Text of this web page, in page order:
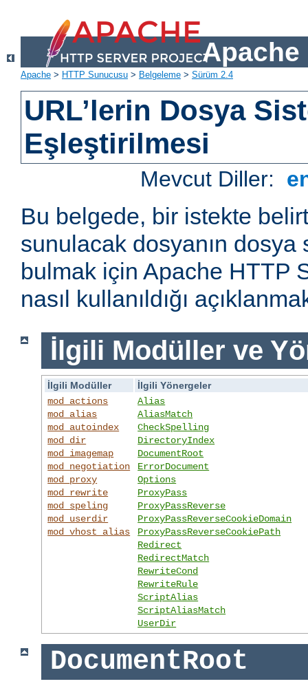
Apache
Apache > HTTP Sunucusu > Belgeleme > Sürüm 2.4
URL’lerin Dosya
Eşleştirilmesi
Mevcut Diller:
Bu belgede, bir istekte
sunulacak dosyanın
bulmak için Apache HTTP
nasıl kullanıldığı
İlgili Modüller ve
İlgili Modüller
İlgili Yönergeler
mod_actions
mod_alias
mod_autoindex
mod_dir
mod_imagemap
mod_negotiation
mod_proxy
mod_rewrite
mod_speling
mod_userdir
mod_vhost_alias
Alias
AliasMatch
CheckSpelling
DirectoryIndex
DocumentRoot
ErrorDocument
Options
ProxyPass
ProxyPassReverse
ProxyPassReverseCookieDomain
ProxyPassReverseCookiePath
Redirect
RedirectMatch
RewriteCond
RewriteRule
ScriptAlias
ScriptAliasMatch
UserDir
DocumentRoot